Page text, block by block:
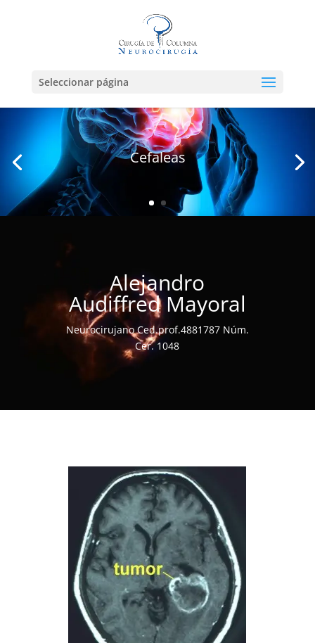
Seleccionar página
Cefaleas
Alejandro
Audiffred Mayoral
Neurocirujano Ced.prof.4881787 Núm.
Cer. 1048